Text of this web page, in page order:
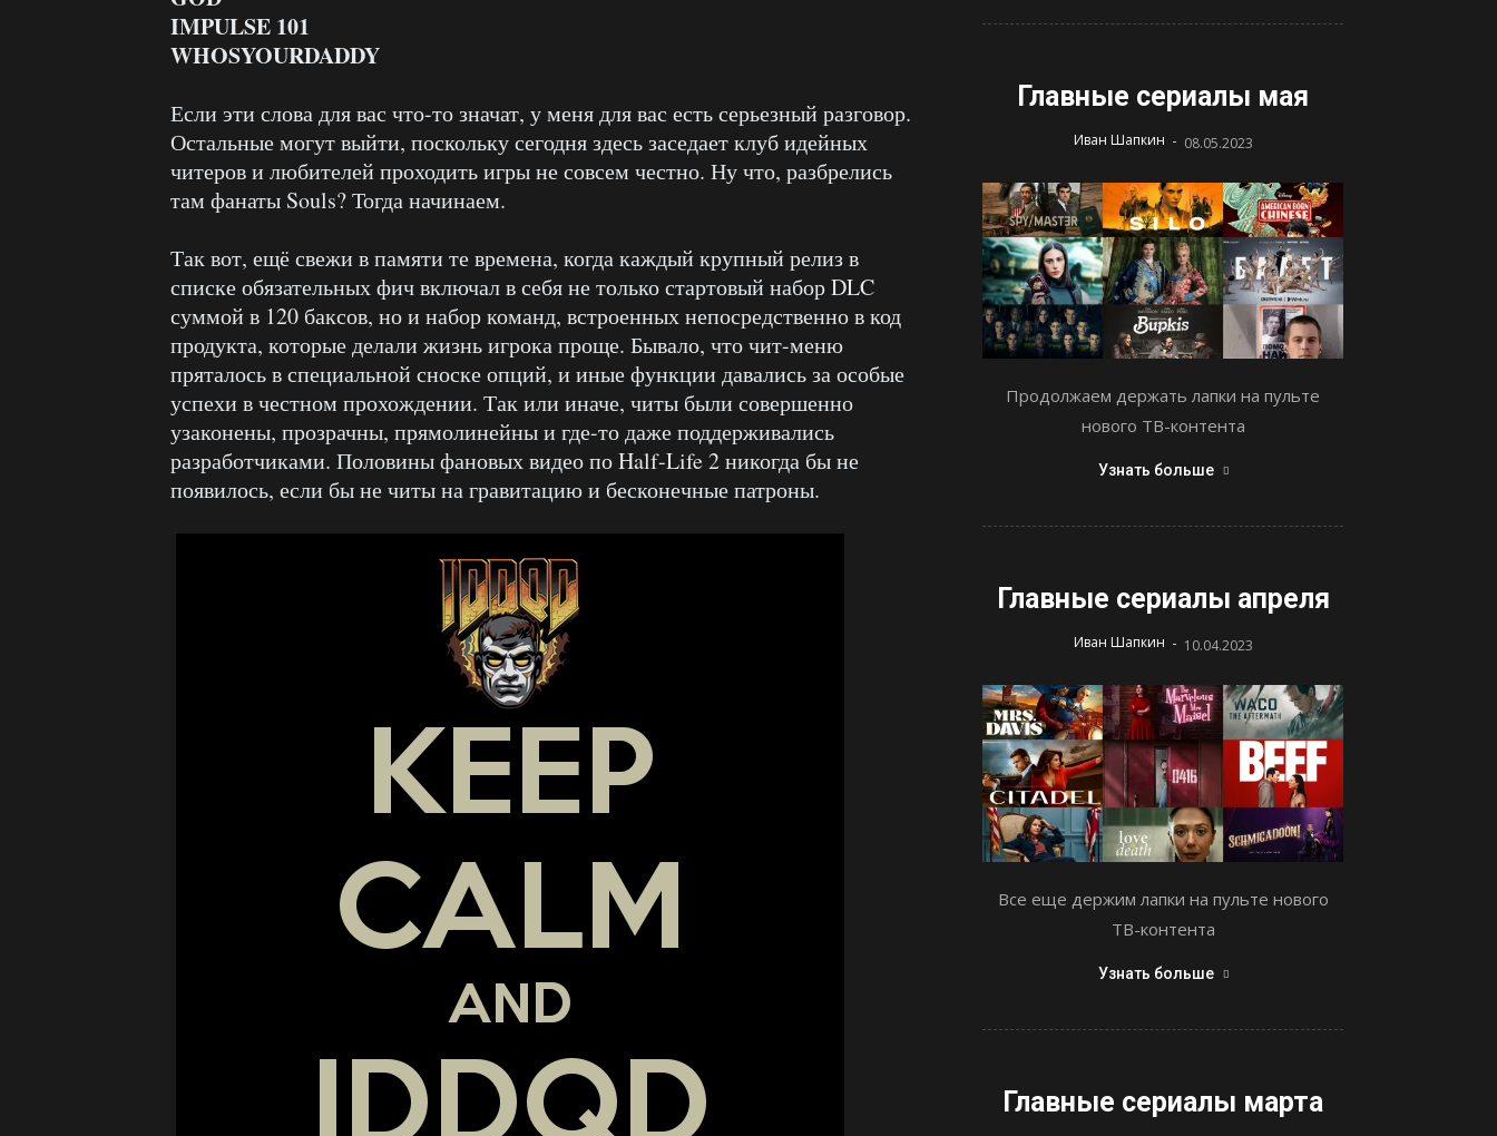
IMPULSE 101
WHOSYOURDADDY
Если эти слова для вас что-то значат, у меня для вас есть серьезный разговор.
Остальные могут выйти, поскольку сегодня здесь заседает клуб идейных
читеров и любителей проходить игры не совсем честно. Ну что, разбрелись
там фанаты Souls? Тогда начинаем.
Так вот, ещё свежи в памяти те времена, когда каждый крупный релиз в
списке обязательных фич включал в себя не только стартовый набор DLC
суммой в 120 баксов, но и набор команд, встроенных непосредственно в код
продукта, которые делали жизнь игрока проще. Бывало, что чит-меню
пряталось в специальной сноске опций, и иные функции давались за особые
успехи в честном прохождении. Так или иначе, читы были совершенно
узаконены, прозрачны, прямолинейны и где-то даже поддерживались
разработчиками. Половины фановых видео по Half-Life 2 никогда бы не
появилось, если бы не читы на гравитацию и бесконечные патроны.
Главные сериалы мая
Иван Шапкин - 08.05.2023
Продолжаем держать лапки на пульте
нового ТВ-контента
Узнать больше
Главные сериалы апреля
Иван Шапкин - 10.04.2023
Все еще держим лапки на пульте нового
ТВ-контента
Узнать больше
Главные сериалы марта